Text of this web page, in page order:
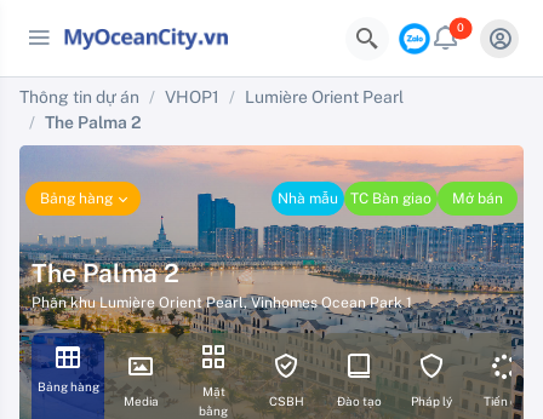
0
Thông tin dự án VHOP1
Lumière Orient Pearl
The Palma 2
Bảng hàng Nhà mẫu TC Bàn giao Mở bán
The Palma 2
Phân khu Lumière Orient Pearl,Vinhomes Ocean Park 1
Bảng hàng
Media
Mặt
bằng
CSBH Đào tạo Pháp lý Tiến độ